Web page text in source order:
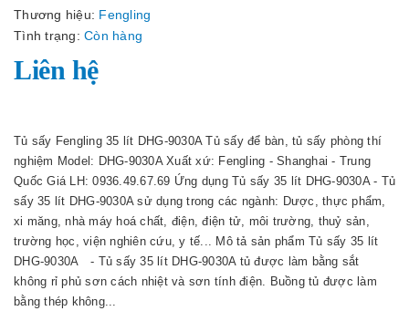
Thương hiệu: Fengling
Tình trạng: Còn hàng
Liên hệ
Tủ sấy Fengling 35 lít DHG-9030A Tủ sấy để bàn, tủ sấy phòng thí
nghiệm Model: DHG-9030A Xuất xứ: Fengling - Shanghai - Trung
Quốc Giá LH: 0936.49.67.69 Ứng dụng Tủ sấy 35 lít DHG-9030A - Tủ
sấy 35 lít DHG-9030A sử dụng trong các ngành: Dược, thực phẩm,
xi măng, nhà máy hoá chất, điện, điện tử, môi trường, thuỷ sản,
trường học, viện nghiên cứu, y tế... Mô tả sản phẩm Tủ sấy 35 lít
DHG-9030A - Tủ sấy 35 lít DHG-9030A tủ được làm bằng sắt
không rỉ phủ sơn cách nhiệt và sơn tính điện. Buồng tủ được làm
bằng thép không...